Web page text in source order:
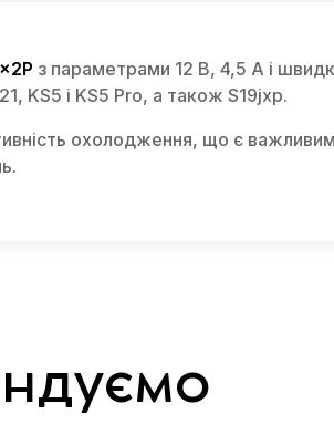
з параметрами 12 В, 4,5 А і
KS5 і KS5 Pro, а також S19jxp.
охолодження, що є